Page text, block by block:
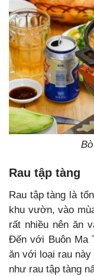
Rau tập tàng
Rau tập tàng là
khu vườn, vào
rất nhiều nên ăn
Đến với Buôn Ma
ăn với loại rau này
như rau tập tàng